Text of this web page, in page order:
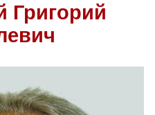
Григорий